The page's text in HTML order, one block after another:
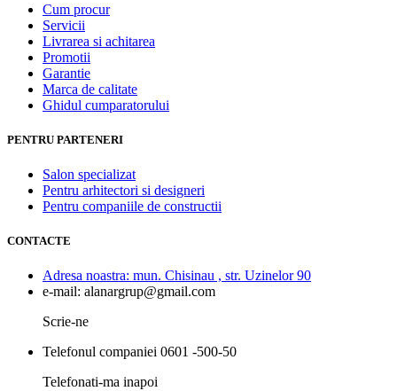
Cum procur
Servicii
Livrarea si achitarea
Promotii
Garantie
Marca de calitate
Ghidul cumparatorului
PENTRU PARTENERI
Salon specializat
Pentru arhitectori si designeri
Pentru companiile de constructii
CONTACTE
Adresa noastra: mun. Chisinau , str. Uzinelor 90
e-mail: alanargrup@gmail.com
Scrie-ne
Telefonul companiei 0601 -500-50
Telefonati-ma inapoi